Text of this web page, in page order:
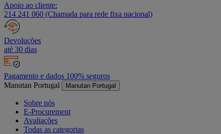
Apoio ao cliente:
214 241 060 (Chamada para rede fixa nacional)
Devoluções
até 30 dias
Pagamento e dados 100% seguros
Manutan Portugal
Manutan Portugal
Sobre nós
E-Procurement
Avaliações
Todas as categorias